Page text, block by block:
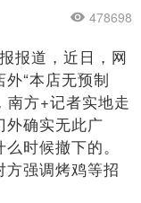
478698
报道，近日，网
“本店无预制
南方+记者实地走
外确实无此广
时候撤下的。
强调烤鸡等招